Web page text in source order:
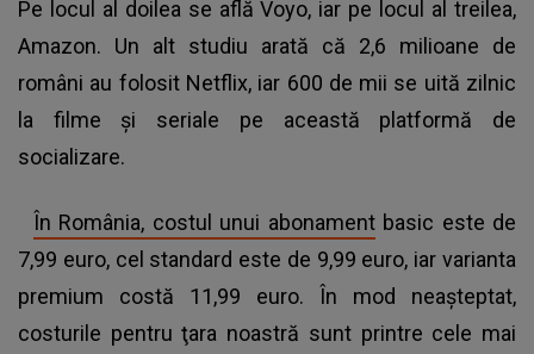
Pe locul al doilea se află Voyo, iar pe locul al treilea,
Amazon. Un alt studiu arată că 2,6 milioane de
români au folosit Netflix, iar 600 de mii se uită zilnic
la filme şi seriale pe această platformă de
socializare.
În România, costul unui abonamentbasic este de
7,99 euro, cel standard este de 9,99 euro, iar varianta
premium costă 11,99 euro. În mod neaşteptat,
costurile pentru ţara noastră sunt printre cele mai